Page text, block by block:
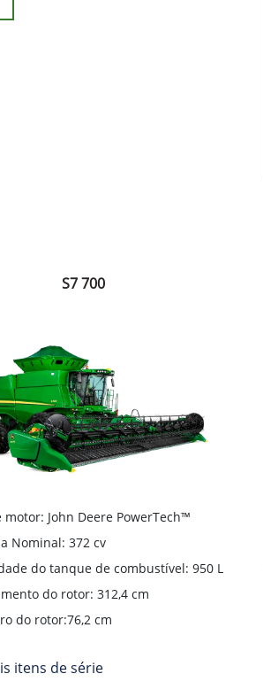
S7 700
motor: John Deere PowerTech™
Nominal: 372 cv
do tanque de combustível: 950 L
do rotor: 312,4 cm
do rotor:76,2 cm
itens de série